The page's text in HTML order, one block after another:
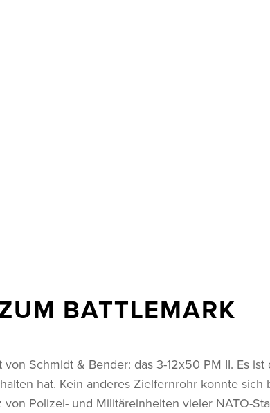
BATTLEMARK
Schmidt & Bender: das 3-12x50 PM II. Es
hat. Kein anderes Zielfernrohr konnte
Polizei- und Militäreinheiten vieler NATO-